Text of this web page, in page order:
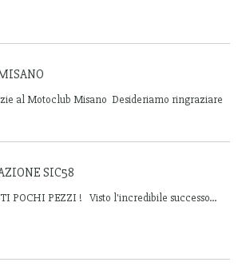
al Motoclub Misano Desideriamo ringraziare
SIC58
POCHI PEZZI ! Visto l'incredibile successo...